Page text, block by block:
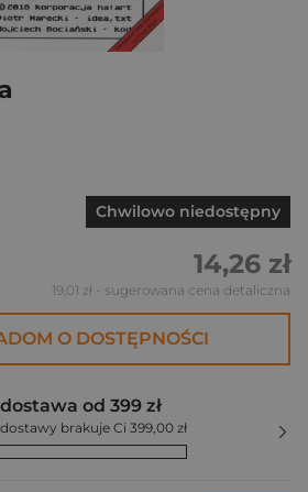
Chwilowo niedostępny
14,26 zł
19,01 zł - sugerowana cena detaliczna
O DOSTĘPNOŚCI
od 399 zł
brakuje Ci 399,00 zł